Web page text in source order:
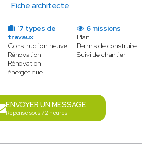
Fiche architecte
17 types de
travaux
Construction neuve
Rénovation
Rénovation
énergétique
6 missions
Plan
Permis de construire
Suivi de chantier
ENVOYER UN MESSAGE
Réponse sous 72 heures